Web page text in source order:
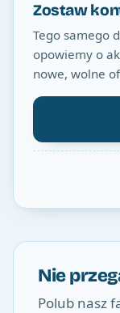
Zostaw
Tego samego
opowiemy o
nowe, wolne
Nie
Polub nasz